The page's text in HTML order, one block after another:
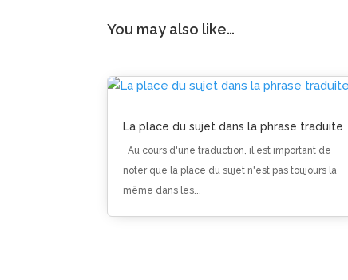
You may also like…
La place du sujet dans la phrase traduite
Au cours d'une traduction, il est important de
noter que la place du sujet n'est pas toujours la
même dans les...